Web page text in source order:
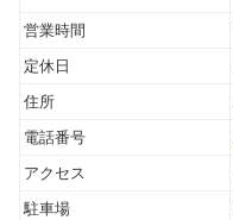
営業時間
定休日
住所
電話番号
アクセス
駐車場